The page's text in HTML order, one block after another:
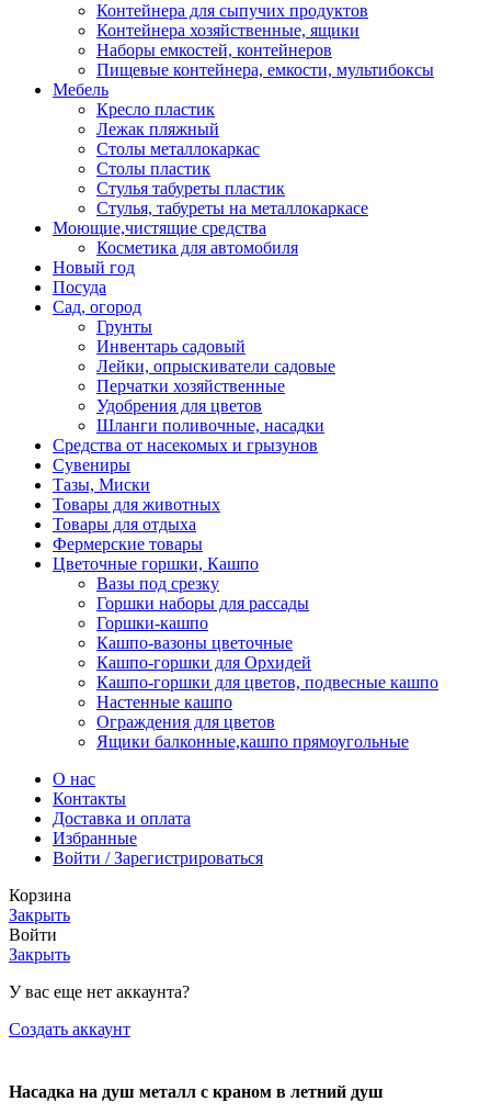
Контейнера для сыпучих продуктов
Контейнера хозяйственные, ящики
Наборы емкостей, контейнеров
Пищевые контейнера, емкости, мультибоксы
Мебель
Кресло пластик
Лежак пляжный
Столы металлокаркас
Столы пластик
Стулья табуреты пластик
Стулья, табуреты на металлокаркасе
Моющие,чистящие средства
Косметика для автомобиля
Новый год
Посуда
Сад, огород
Грунты
Инвентарь садовый
Лейки, опрыскиватели садовые
Перчатки хозяйственные
Удобрения для цветов
Шланги поливочные, насадки
Средства от насекомых и грызунов
Сувениры
Тазы, Миски
Товары для животных
Товары для отдыха
Фермерские товары
Цветочные горшки, Кашпо
Вазы под срезку
Горшки наборы для рассады
Горшки-кашпо
Кашпо-вазоны цветочные
Кашпо-горшки для Орхидей
Кашпо-горшки для цветов, подвесные кашпо
Настенные кашпо
Ограждения для цветов
Ящики балконные,кашпо прямоугольные
О нас
Контакты
Доставка и оплата
Избранные
Войти / Зарегистрироваться
Корзина
Закрыть
Войти
Закрыть
У вас еще нет аккаунта?
Создать аккаунт
Насадка на душ металл с краном в летний душ